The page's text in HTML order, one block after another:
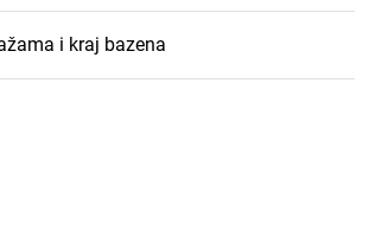
i kraj bazena